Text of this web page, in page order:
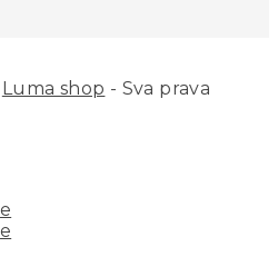
Luma shop - Sva prava